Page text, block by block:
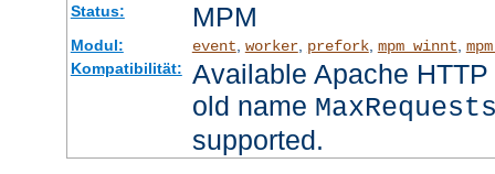
Status: MPM
Modul: event worker, prefork, mpm_winnt
Kompatibilität:
Available Apache
old name
supported.